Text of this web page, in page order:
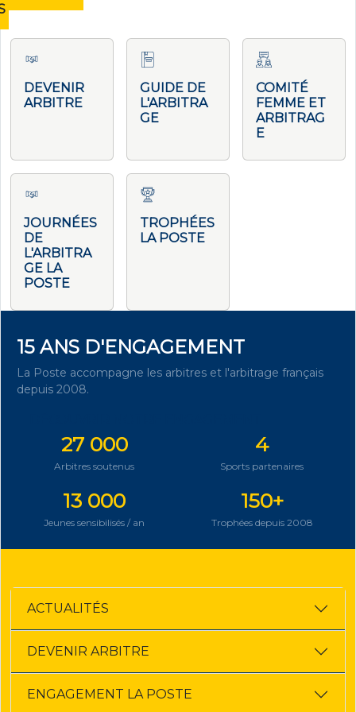
DEVENIR
ARBITRE
GUIDE DE
L'ARBITRA
GE
COMITÉ
FEMME ET
ARBITRAG
E
JOURNÉES
DE
L'ARBITRA
GE LA
POSTE
TROPHÉES
LA POSTE
15 ANS D'ENGAGEMENT
La Poste accompagne les arbitres et l'arbitrage français
depuis 2008.
27 000
Arbitres soutenus
4
Sports partenaires
13 000
Jeunes sensibilisés / an
150+
Trophées depuis 2008
ACTUALITÉS
DEVENIR ARBITRE
ENGAGEMENT LA POSTE